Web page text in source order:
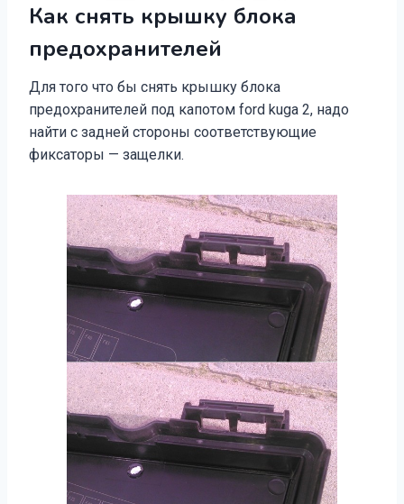
Как снять крышку блока
предохранителей
Для того что бы снять крышку блока
предохранителей под капотом ford kuga 2, надо
найти с задней стороны соответствующие
фиксаторы — защелки.